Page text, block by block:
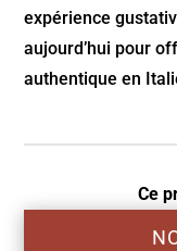
expérience
aujourd’hui pour
authentique en
Ce